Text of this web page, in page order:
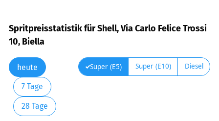
Spritpreisstatistik für Shell, Via Carlo Felice Trossi
10, Biella
heute
7 Tage
28 Tage
Super (E5) Super (E10) Diesel